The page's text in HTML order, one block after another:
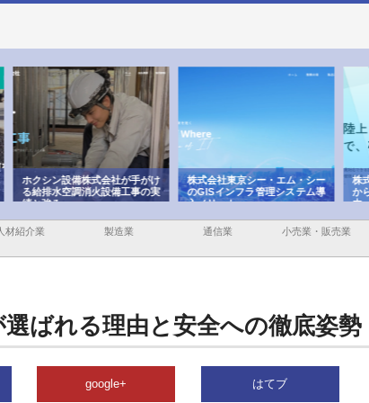
ホクシン設備株式会社が手がけ
る給排水空調消火設備工事の実
績と強み
株式会社東京シー・エム・シー
のGISインフラ管理システム導
入メリット
株
か
由
材紹介業 製造業 通信業 小売業・販売業
ばれる理由と安全への徹底姿勢
google+ はてブ